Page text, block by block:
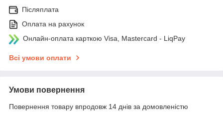
Післяплата
Оплата на рахунок
Онлайн-оплата карткою Visa, Mastercard - LiqPay
Всі умови оплати
Умови повернення
Повернення товару впродовж 14 днів за домовленістю